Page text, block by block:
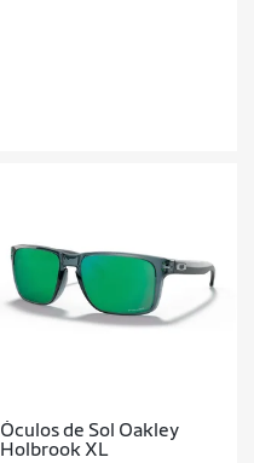
Óculos de Sol Oakley
Holbrook XL